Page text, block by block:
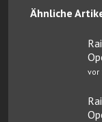
Ähnliche
vor